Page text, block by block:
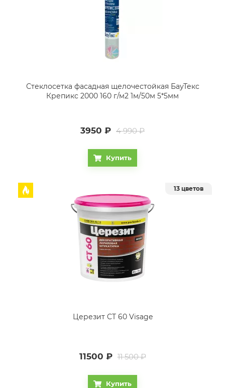
Стеклосетка фасадная щелочестойкая БауТекс
Крепикс 2000 160 г/м2 1м/50м 5*5мм
3950 ₽ 4 990 ₽
Купить
Церезит CT 60 Visage
11500 ₽ 11 500 ₽
Купить
13 цветов